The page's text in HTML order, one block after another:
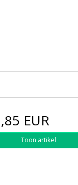
EUR
Toon artikel